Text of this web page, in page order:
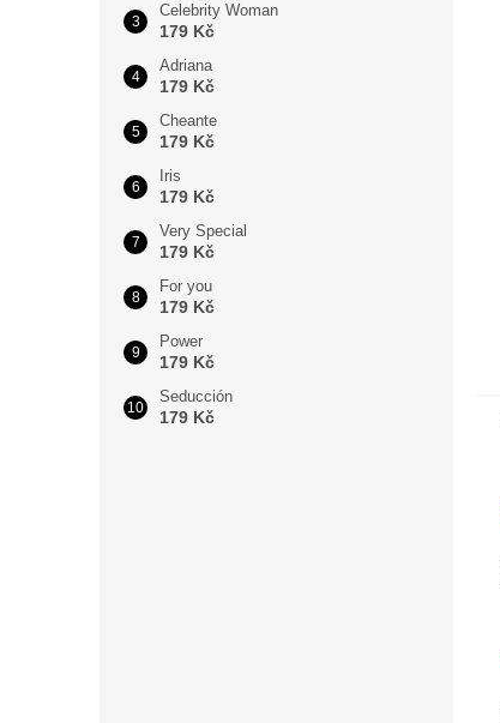
Celebrity Woman
179 Kč
Adriana
179 Kč
Cheante
179 Kč
Iris
179 Kč
Very Special
179 Kč
For you
179 Kč
Power
179 Kč
Seducción
179 Kč